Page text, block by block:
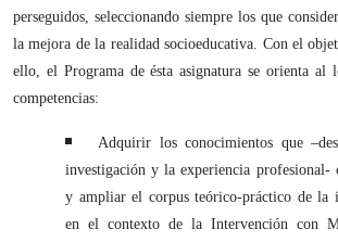
perseguidos, seleccionando siempre los que
la mejora de la realidad socioeducativa. Con el
ello, el Programa de ésta asignatura se orienta al
competencias:
Adquirir los conocimientos que
investigación y la experiencia profesional-
y ampliar el corpus teórico-práctico de la
en el contexto de la Intervención con